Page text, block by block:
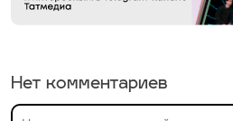
Нет комментариев